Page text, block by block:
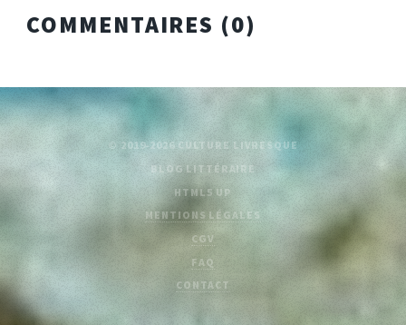
COMMENTAIRES (0)
© 2019-2026 CULTURE LIVRESQUE
BLOG LITTÉRAIRE
HTML5 UP
MENTIONS LÉGALES
CGV
FAQ
CONTACT